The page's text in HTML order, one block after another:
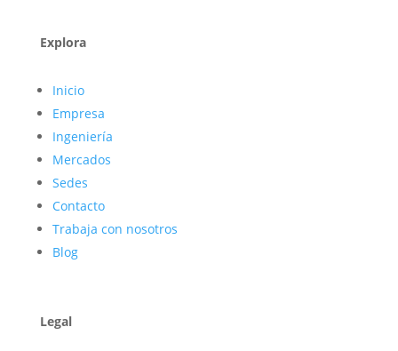
Explora
Inicio
Empresa
Ingeniería
Mercados
Sedes
Contacto
Trabaja con nosotros
Blog
Legal